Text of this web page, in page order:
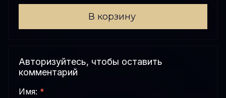
В корзину
Авторизуйтесь, чтобы оставить
комментарий
Имя: *